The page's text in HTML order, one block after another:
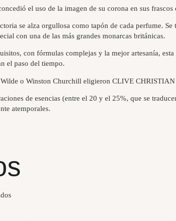
el uso de la imagen de su corona en sus frascos
se alza orgullosa como tapón de cada perfume. Se
con una de las más grandes monarcas británicas.
con fórmulas complejas y la mejor artesanía, esta
el paso del tiempo.
o Winston Churchill eligieron CLIVE CHRISTIAN
de esencias (entre el 20 y el 25%, que se
atemporales.